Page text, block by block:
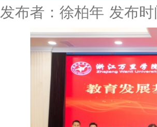
发布者：徐柏年 发布